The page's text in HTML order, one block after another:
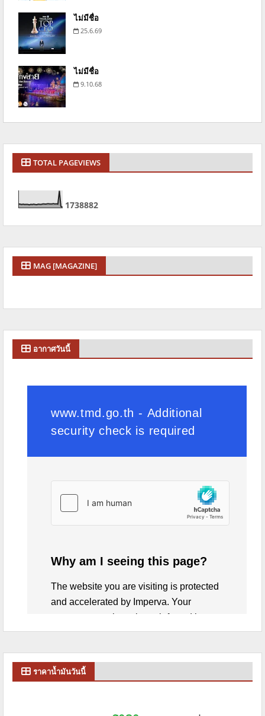
ไม่มีชื่อ
25.6.69
ไม่มีชื่อ
9.10.68
TOTAL PAGEVIEWS
1738882
MAG [MAGAZINE]
อากาศวันนี้
ราคาน้ำมันวันนี้